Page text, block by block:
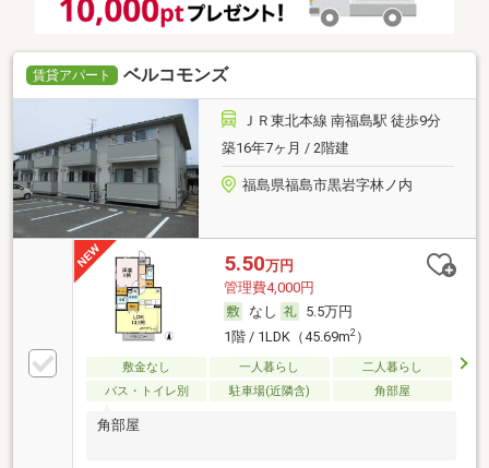
賃貸アパート ベルコモンズ
ＪＲ東北本線 南福島駅 徒歩9分
築16年7ヶ月 / 2階建
福島県福島市黒岩字林ノ内
5.50万円
管理費4,000円
なし
5.5万円
1階 / 1LDK（45.69m2）
敷金なし 一人暮らし
二人暮らし
バス・トイレ別
駐車場(近隣含) 角部屋
角部屋